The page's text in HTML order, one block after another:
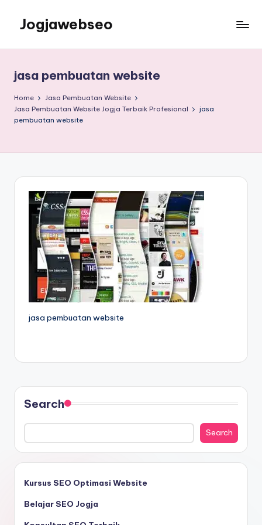
Jogjawebseo
jasa pembuatan website
Home
Jasa Pembuatan Website
Jasa Pembuatan Website Jogja Terbaik Profesional
jasa
pembuatan website
jasa pembuatan website
Search
Search
Kursus SEO Optimasi Website
Belajar SEO Jogja